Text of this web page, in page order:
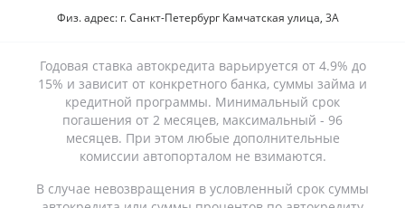
Физ. адрес: г. Санкт-Петербург Камчатская улица, 3А
Годовая ставка автокредита варьируется от 4.9% до
15% и зависит от конкретного банка, суммы займа и
кредитной программы. Минимальный срок
погашения от 2 месяцев, максимальный - 96
месяцев. При этом любые дополнительные
комиссии автопорталом не взимаются.
В случае невозвращения в условленный срок суммы